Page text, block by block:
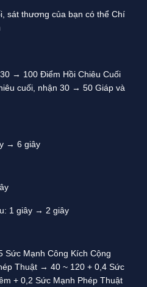
sát thương của bạn có thể Chí
→ 100 Điểm Hồi Chiêu Cuối
cuối, nhận 30 → 50 Giáp và
→ 6 giây
1 giây → 2 giây
Sức Mạnh Công Kích Cộng
Thuật → 40 ~ 120 + 0,4 Sức
+ 0,2 Sức Mạnh Phép Thuật